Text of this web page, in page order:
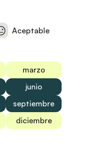
Aceptable
marzo
junio
septiembre
diciembre